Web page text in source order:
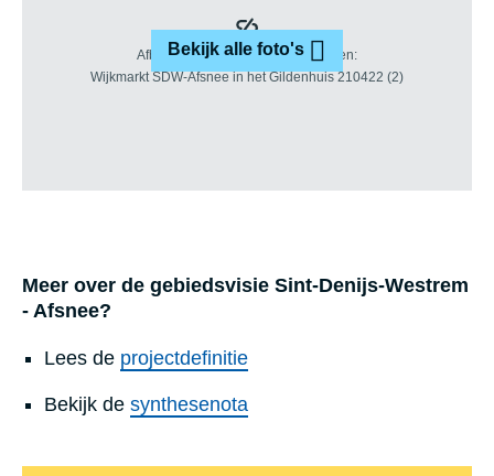
Bekijk alle foto's
Meer over de gebiedsvisie Sint-Denijs-Westrem
- Afsnee?
Lees de projectdefinitie
Bekijk de synthesenota